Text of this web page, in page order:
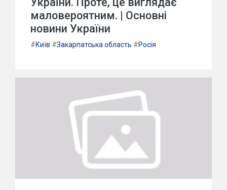
маловероятним. | Основні
новини України
#Київ #Закарпатська область #Росія